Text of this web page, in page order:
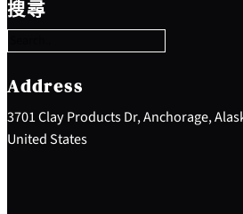
搜尋
a
c
h
Address
3701 Clay Products Dr, Anchorage,
United States